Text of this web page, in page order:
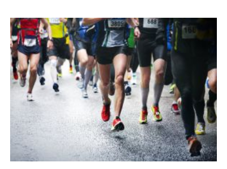
Suspension
provisoire
de
Clémence
Calvin